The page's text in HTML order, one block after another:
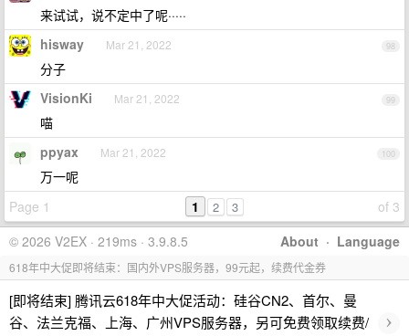
来试试，说不定中了呢·····
98
hisway Mar 21, 2022
分子
99
VisionKi Mar 21, 2022
喵
100
ppyax Mar 21, 2022
万一呢
Page 1
of 3
1 2 3
About · Language
© 2026 V2EX · 219ms · 3.9.8.5
618年中大促即将结束：国内外VPS服务器，99元起，续费代金券
[即将结束] 腾讯云618年中大促活动：硅谷CN2、首尔、曼
谷、法兰克福、上海、广州VPS服务器，另可免费领取续费/
›